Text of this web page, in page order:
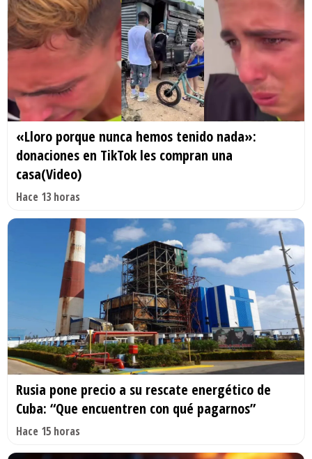
«Lloro porque nunca hemos tenido nada»:
donaciones en TikTok les compran una
casa(Video)
Hace 13 horas
Rusia pone precio a su rescate energético de
Cuba: “Que encuentren con qué pagarnos”
Hace 15 horas